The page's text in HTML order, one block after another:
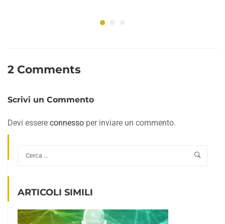
2 Comments
Scrivi un Commento
Devi essere connesso per inviare un commento.
ARTICOLI SIMILI